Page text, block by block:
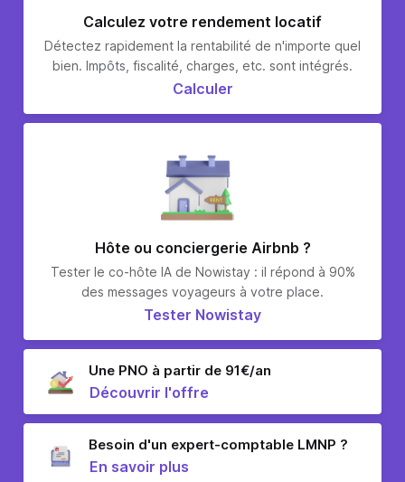
Calculez votre rendement locatif
Détectez rapidement la rentabilité de n'importe quel
bien. Impôts, fiscalité, charges, etc. sont intégrés.
Calculer
Hôte ou conciergerie Airbnb ?
Tester le co-hôte IA de Nowistay : il répond à 90%
des messages voyageurs à votre place.
Tester Nowistay
Une PNO à partir de 91€/an
Découvrir l'offre
Besoin d'un expert-comptable LMNP ?
En savoir plus